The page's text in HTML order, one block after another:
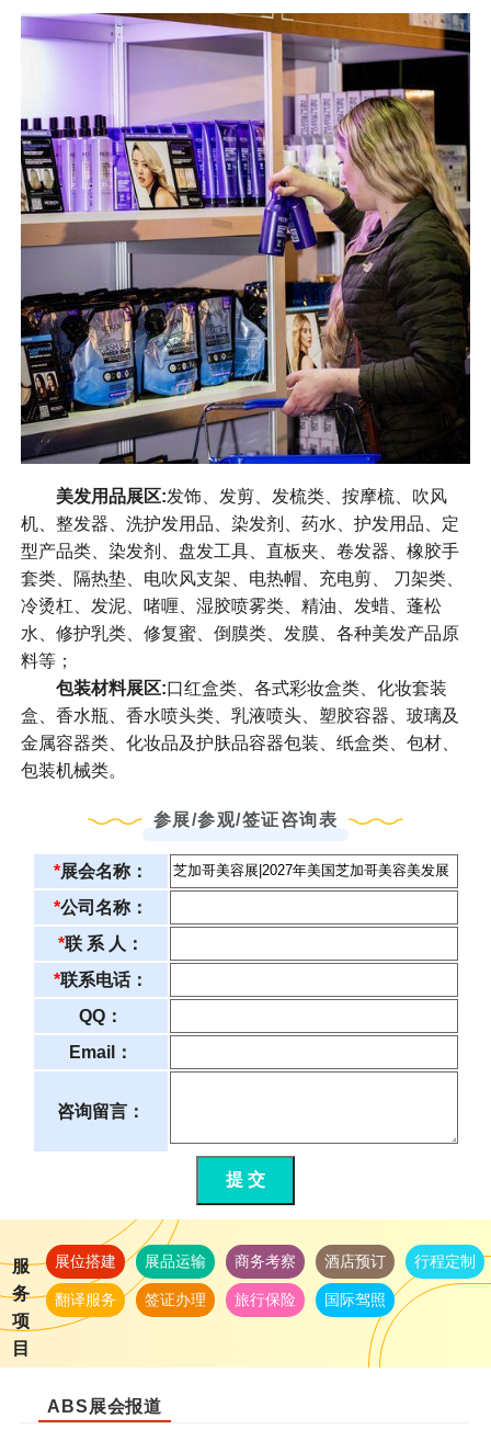
美发用品展区:发饰、发剪、发梳类、按摩梳、吹风
机、整发器、洗护发用品、染发剂、药水、护发用品、定
型产品类、染发剂、盘发工具、直板夹、卷发器、橡胶手
套类、隔热垫、电吹风支架、电热帽、充电剪、 刀架类、
冷烫杠、发泥、啫喱、湿胶喷雾类、精油、发蜡、蓬松
水、修护乳类、修复蜜、倒膜类、发膜、各种美发产品原
料等；
包装材料展区:口红盒类、各式彩妆盒类、化妆套装
盒、香水瓶、香水喷头类、乳液喷头、塑胶容器、玻璃及
金属容器类、化妆品及护肤品容器包装、纸盒类、包材、
包装机械类。
参展/参观/签证咨询表
*展会名称：
*公司名称：
*联 系 人：
*联系电话：
QQ：
Email：
咨询留言：
提 交
服
务
项
目
展位搭建 展品运输 商务考察 酒店预订 行程定制
翻译服务 签证办理 旅行保险 国际驾照
ABS展会报道